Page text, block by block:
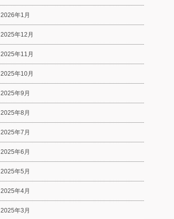
2026年1月
2025年12月
2025年11月
2025年10月
2025年9月
2025年8月
2025年7月
2025年6月
2025年5月
2025年4月
2025年3月